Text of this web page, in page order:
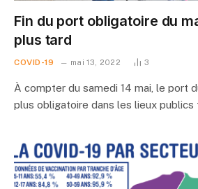
Fin du port obligatoire du
plus tard
COVID-19 mai 13, 2022 3
À compter du samedi 14 mai, le port
plus obligatoire dans les lieux